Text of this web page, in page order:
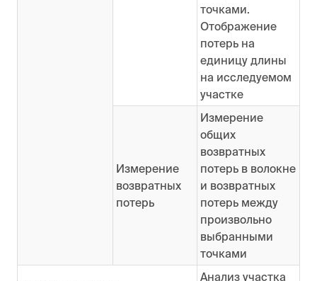
точками.
Отображение
потерь на
единицу длины
на исследуемом
участке
Измерение
возвратных
потерь
Измерение
общих
возвратных
потерь в волокне
и возвратных
потерь между
произвольно
выбранными
точками
Анализ участка